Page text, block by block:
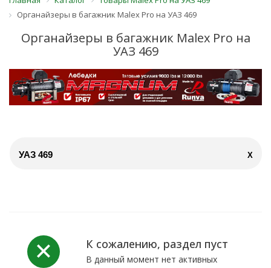
Органайзеры в багажник Malex Pro на УАЗ 469
Органайзеры в багажник Malex Pro на
УАЗ 469
УАЗ 469 X
К сожалению, раздел пуст
В данный момент нет активных